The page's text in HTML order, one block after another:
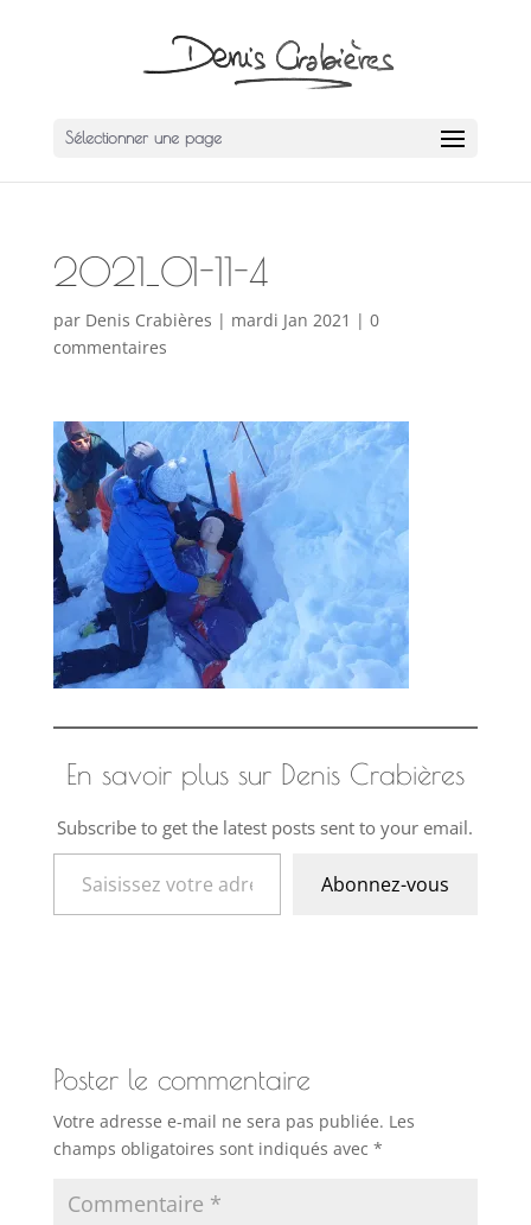
Sélectionner une page
2021_01-11-4
par Denis Crabières | mardi Jan 2021 | 0
commentaires
En savoir plus sur Denis Crabières
Subscribe to get the latest posts sent to your email.
Saisissez votre adresse e-mail…
Abonnez-vous
Poster le commentaire
Votre adresse e-mail ne sera pas publiée. Les
champs obligatoires sont indiqués avec *